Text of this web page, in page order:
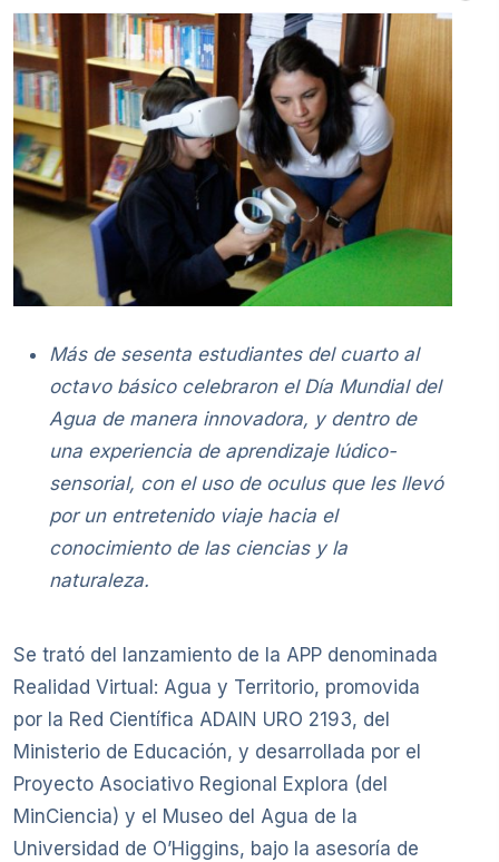
Más de sesenta estudiantes del cuarto al
octavo básico celebraron el Día Mundial del
Agua de manera innovadora, y dentro de
una experiencia de aprendizaje lúdico-
sensorial, con el uso de oculus que les llevó
por un entretenido viaje hacia el
conocimiento de las ciencias y la
naturaleza.
Se trató del lanzamiento de la APP denominada
Realidad Virtual: Agua y Territorio, promovida
por la Red Científica ADAIN URO 2193, del
Ministerio de Educación, y desarrollada por el
Proyecto Asociativo Regional Explora (del
MinCiencia) y el Museo del Agua de la
Universidad de O’Higgins, bajo la asesoría de